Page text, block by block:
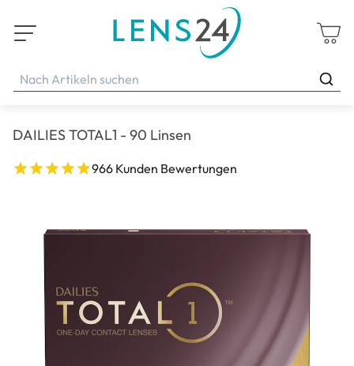
DAILIES TOTAL1 - 90 Linsen
966 Kunden Bewertungen